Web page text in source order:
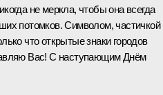
не меркла, чтобы она всегда
потомков. Символом, частичкой
что открытые знаки городов
Вас! С наступающим Днём